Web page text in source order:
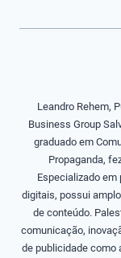
Leandro Rehem,
Business Group
graduado em
Propaganda,
Especializado
digitais, possui
de conteúdo.
comunicação,
de publicidade como